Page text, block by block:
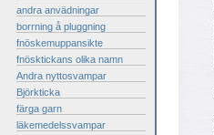
andra anvädningar
borrning å pluggning
fnöskemuppansikte
fnösktickans olika namn
Andra nyttosvampar
Björkticka
färga garn
läkemedelssvampar